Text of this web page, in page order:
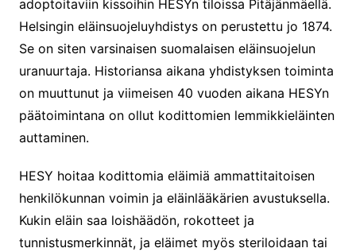
adoptoitaviin kissoihin HESYn tiloissa Pitäjänmäellä.
Helsingin eläinsuojeluyhdistys on perustettu jo 1874.
Se on siten varsinaisen suomalaisen eläinsuojelun
uranuurtaja. Historiansa aikana yhdistyksen toiminta
on muuttunut ja viimeisen 40 vuoden aikana HESYn
päätoimintana on ollut kodittomien lemmikkieläinten
auttaminen.
HESY hoitaa kodittomia eläimiä ammattitaitoisen
henkilökunnan voimin ja eläinlääkärien avustuksella.
Kukin eläin saa loishäädön, rokotteet ja
tunnistusmerkinnät, ja eläimet myös steriloidaan tai